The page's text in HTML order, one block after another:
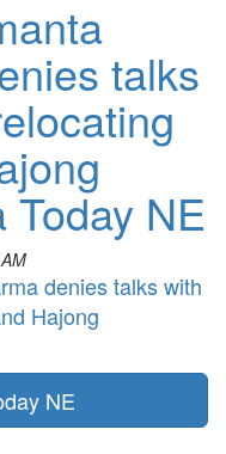
talks
NE
denies talks with
Hajong
NE